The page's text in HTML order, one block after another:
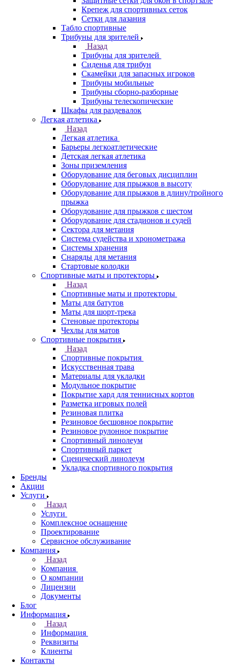
Крепеж для спортивных сеток
Сетки для лазания
Табло спортивные
Трибуны для зрителей
Назад
Трибуны для зрителей
Сиденья для трибун
Скамейки для запасных игроков
Трибуны мобильные
Трибуны сборно-разборные
Трибуны телескопические
Шкафы для раздевалок
Легкая атлетика
Назад
Легкая атлетика
Барьеры легкоатлетические
Детская легкая атлетика
Зоны приземления
Оборудование для беговых дисциплин
Оборудование для прыжков в высоту
Оборудование для прыжков в длину/тройного
прыжка
Оборудование для прыжков с шестом
Оборудование для стадионов и судей
Сектора для метания
Система судейства и хронометража
Системы хранения
Снаряды для метания
Стартовые колодки
Спортивные маты и протекторы
Назад
Спортивные маты и протекторы
Маты для батутов
Маты для шорт-трека
Стеновые протекторы
Чехлы для матов
Спортивные покрытия
Назад
Спортивные покрытия
Искусственная трава
Материалы для укладки
Модульное покрытие
Покрытие хард для теннисных кортов
Разметка игровых полей
Резиновая плитка
Резиновое бесшовное покрытие
Резиновое рулонное покрытие
Спортивный линолеум
Спортивный паркет
Сценический линолеум
Укладка спортивного покрытия
Бренды
Акции
Услуги
Назад
Услуги
Комплексное оснащение
Проектирование
Сервисное обслуживание
Компания
Назад
Компания
О компании
Лицензии
Документы
Блог
Информация
Назад
Информация
Реквизиты
Клиенты
Контакты